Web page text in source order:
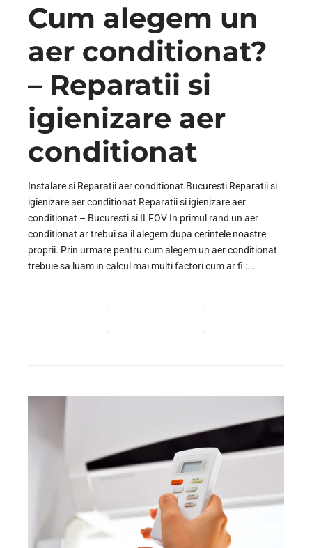
Cum alegem un
aer conditionat?
– Reparatii si
igienizare aer
conditionat
Instalare si Reparatii aer conditionat Bucuresti Reparatii si
igienizare aer conditionat Reparatii si igienizare aer
conditionat – Bucuresti si ILFOV In primul rand un aer
conditionat ar trebui sa il alegem dupa cerintele noastre
proprii. Prin urmare pentru cum alegem un aer conditionat
trebuie sa luam in calcul mai multi factori cum ar fi :...